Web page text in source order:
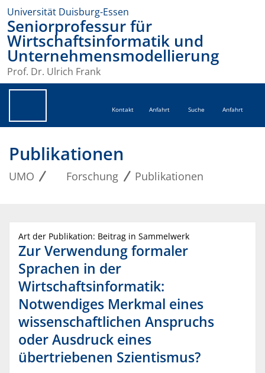
Universität Duisburg-Essen
Seniorprofessur für
Wirtschaftsinformatik und
Unternehmensmodellierung
Prof. Dr. Ulrich Frank
Kontakt Anfahrt Suche Anfahrt
Publikationen
UMO Forschung Publikationen
Art der Publikation: Beitrag in Sammelwerk
Zur Verwendung formaler
Sprachen in der
Wirtschaftsinformatik:
Notwendiges Merkmal eines
wissenschaftlichen Anspruchs
oder Ausdruck eines
übertriebenen Szientismus?